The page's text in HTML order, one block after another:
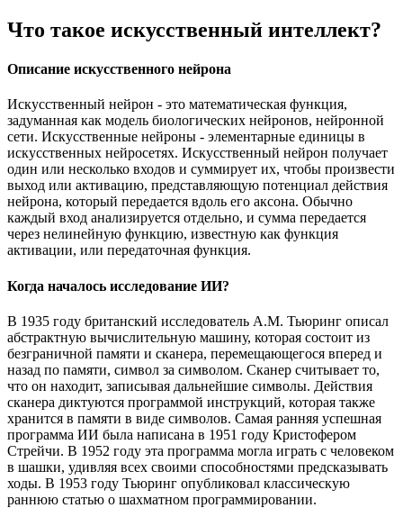
Что такое искусственный интеллект?
Описание искусственного нейрона
Искусственный нейрон - это математическая функция,
задуманная как модель биологических нейронов, нейронной
сети. Искусственные нейроны - элементарные единицы в
искусственных нейросетях. Искусственный нейрон получает
один или несколько входов и суммирует их, чтобы произвести
выход или активацию, представляющую потенциал действия
нейрона, который передается вдоль его аксона. Обычно
каждый вход анализируется отдельно, и сумма передается
через нелинейную функцию, известную как функция
активации, или передаточная функция.
Когда началось исследование ИИ?
В 1935 году британский исследователь А.М. Тьюринг описал
абстрактную вычислительную машину, которая состоит из
безграничной памяти и сканера, перемещающегося вперед и
назад по памяти, символ за символом. Сканер считывает то,
что он находит, записывая дальнейшие символы. Действия
сканера диктуются программой инструкций, которая также
хранится в памяти в виде символов. Самая ранняя успешная
программа ИИ была написана в 1951 году Кристофером
Стрейчи. В 1952 году эта программа могла играть с человеком
в шашки, удивляя всех своими способностями предсказывать
ходы. В 1953 году Тьюринг опубликовал классическую
раннюю статью о шахматном программировании.